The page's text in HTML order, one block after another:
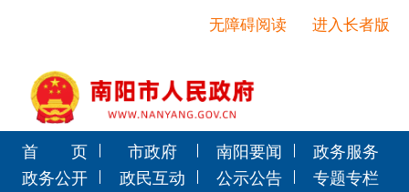
进入长者版
无障碍阅读
首 页 市政府 南阳要闻
政务服务
政务公开
政民互动 公示公告
专题专栏